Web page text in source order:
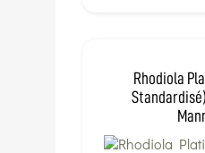
Rhodiola